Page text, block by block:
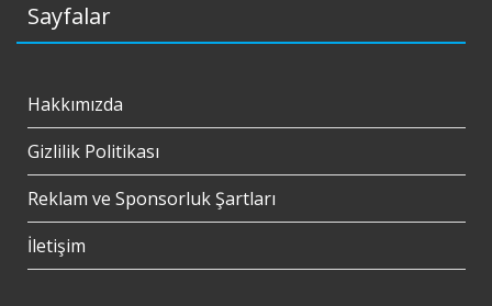
Sayfalar
Hakkımızda
Gizlilik Politikası
Reklam ve Sponsorluk Şartları
İletişim